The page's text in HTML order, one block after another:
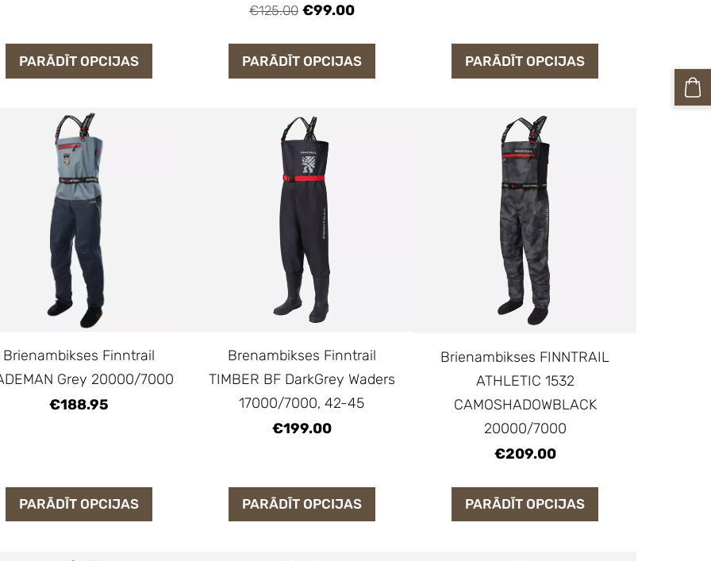
PARĀDĪT OPCIJAS
€125.00 €99.00
PARĀDĪT OPCIJAS PARĀDĪT OPCIJAS
Brienambikses Finntrail
Grey 20000/7000
€188.95
PARĀDĪT OPCIJAS
Brenambikses Finntrail
TIMBER BF DarkGrey Waders
17000/7000, 42-45
€199.00
PARĀDĪT OPCIJAS
Brienambikses FINNTRAIL
ATHLETIC 1532
CAMOSHADOWBLACK
20000/7000
€209.00
PARĀDĪT OPCIJAS